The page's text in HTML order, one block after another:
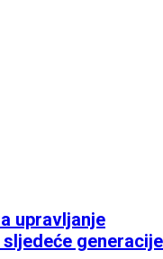
upravljanje
generacije